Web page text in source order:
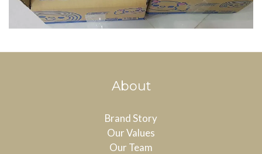
About
Brand Story
Our Values
Our Team